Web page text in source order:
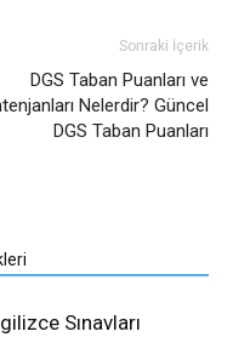
Sonraki İçerik
DGS Taban Puanları ve
Nelerdir? Güncel
DGS Taban Puanları
Sınavları